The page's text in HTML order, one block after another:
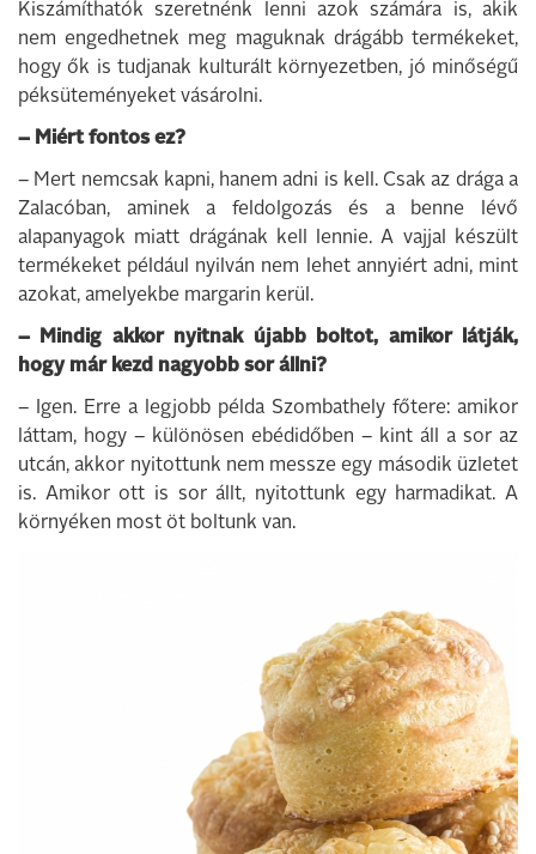
Kiszámíthatók szeretnénk lenni azok számára is, akik
nem engedhetnek meg maguknak drágább termékeket,
hogy ők is tudjanak kulturált környezetben, jó minőségű
péksüteményeket vásárolni.
– Miért fontos ez?
– Mert nemcsak kapni, hanem adni is kell. Csak az drága a
Zalacóban, aminek a feldolgozás és a benne lévő
alapanyagok miatt drágának kell lennie. A vajjal készült
termékeket például nyilván nem lehet annyiért adni, mint
azokat, amelyekbe margarin kerül.
– Mindig akkor nyitnak újabb boltot, amikor látják,
hogy már kezd nagyobb sor állni?
– Igen. Erre a legjobb példa Szombathely főtere: amikor
láttam, hogy – különösen ebédidőben – kint áll a sor az
utcán, akkor nyitottunk nem messze egy második üzletet
is. Amikor ott is sor állt, nyitottunk egy harmadikat. A
környéken most öt boltunk van.